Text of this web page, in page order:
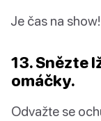
Je čas na show!
13. Snězte
omáčky.
Odvažte se